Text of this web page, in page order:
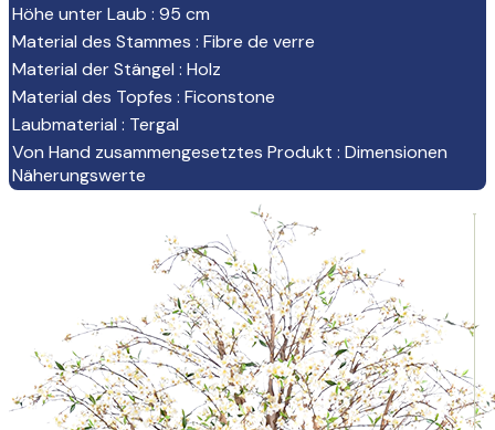
Höhe unter Laub : 95 cm
Material des Stammes : Fibre de verre
Material der Stängel : Holz
Material des Topfes : Ficonstone
Laubmaterial : Tergal
Von Hand zusammengesetztes Produkt : Dimensionen
Näherungswerte